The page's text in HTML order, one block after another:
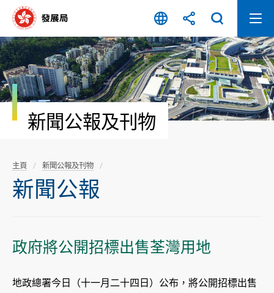
容
開
始
新聞公報及刊物
主頁 新聞公報及刊物
新聞公報
政府將公開招標出售荃灣用地
地政總署今日（十一月二十四日）公布，將公開招標出售